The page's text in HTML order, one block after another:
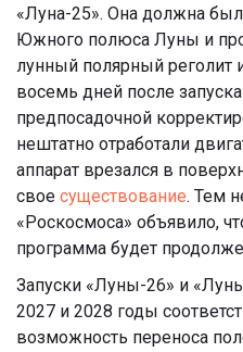
«Луна-25». Она должна
Южного полюса Луны и
лунный полярный реголит
восемь дней после
предпосадочной
нештатно отработали
аппарат врезался в
свое существование. Тем
«Роскосмоса» объявило,
программа будет
Запуски «Луны-26» и
2027 и 2028 годы
возможность переноса